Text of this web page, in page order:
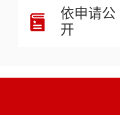
依申请公
开